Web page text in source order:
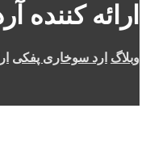
ارائه
وبلاگ ارد سوخاری پفکی